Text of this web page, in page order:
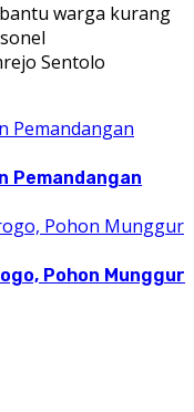
warga kurang
Sentolo
Pemandangan
Pohon Munggur